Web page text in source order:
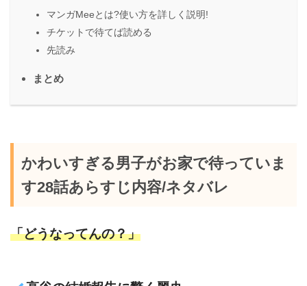
マンガMeeとは?使い方を詳しく説明!
チケットで待てば読める
先読み
まとめ
かわいすぎる男子がお家で待っていま
す28話あらすじ内容/ネタバレ
「どうなってんの？」